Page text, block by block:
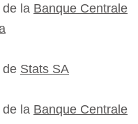
la Banque Centrale
de Stats SA
la Banque Centrale